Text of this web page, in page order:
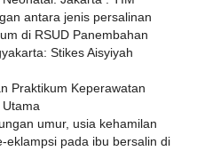
antara jenis persalinan
di RSUD Panembahan
Stikes Aisyiyah
Praktikum Keperawatan
Utama
umur, usia kehamilan
eklampsi pada ibu bersalin di